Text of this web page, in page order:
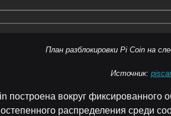
План разблокировки Pi Coin на
Источник:
построена вокруг
распределения среди